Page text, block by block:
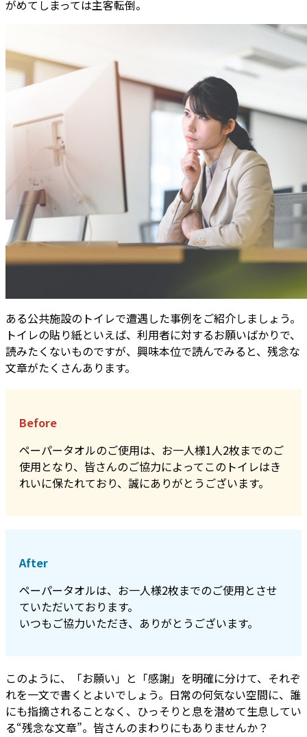
がめてしまっては主客転倒。
ある公共施設のトイレで遭遇した事例をご紹介しましょう。
トイレの貼り紙といえば、利用者に対するお願いばかりで、
読みたくないものですが、興味本位で読んでみると、残念な
文章がたくさんあります。
Before
ペーパータオルのご使用は、お一人様1人2枚までのご
使用となり、皆さんのご協力によってこのトイレはき
れいに保たれており、誠にありがとうございます。
After
ペーパータオルは、お一人様2枚までのご使用とさせ
ていただいております。
いつもご協力いただき、ありがとうございます。
このように、「お願い」と「感謝」を明確に分けて、それぞ
れを一文で書くとよいでしょう。日常の何気ない空間に、誰
にも指摘されることなく、ひっそりと息を潜めて生息してい
る“残念な文章”。皆さんのまわりにもありませんか？